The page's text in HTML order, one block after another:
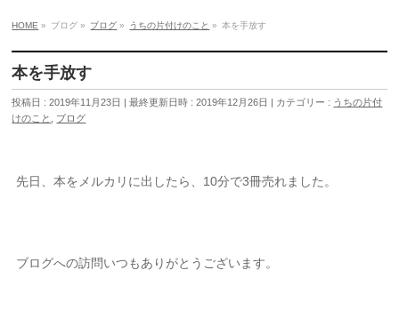
HOME » ブログ » ブログ » うちの片付けのこと » 本を手放す
本を手放す
投稿日 : 2019年11月23日 最終更新日時 : 2019年12月26日 カテゴリー : うちの片付
けのこと
ブログ
先日、本をメルカリに出したら、10分で3冊売れました。
ブログへの訪問いつもありがとうございます。